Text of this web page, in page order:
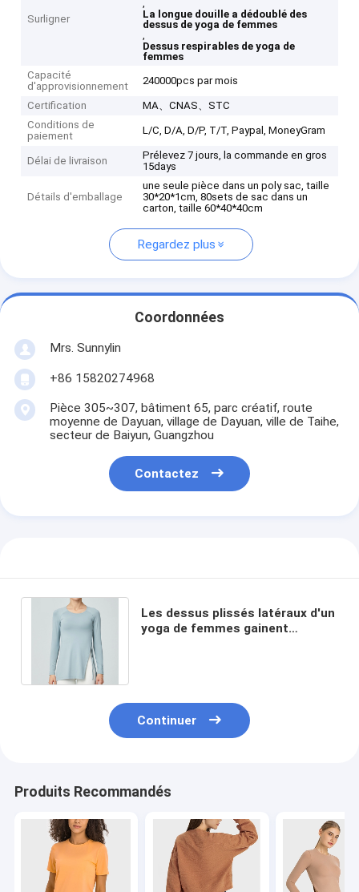
Surligner
,
La longue douille a dédoublé des
dessus de yoga de femmes
,
Dessus respirables de yoga de
femmes
Capacité
d'approvisionnement
240000pcs par mois
Certification
MA、CNAS、STC
Conditions de
paiement
L/C, D/A, D/P, T/T, Paypal, MoneyGram
Délai de livraison
Prélevez 7 jours, la commande en gros
15days
Détails d'emballage
une seule pièce dans un poly sac, taille
30*20*1cm, 80sets de sac dans un
carton, taille 60*40*40cm
Regardez plus
Coordonnées
Mrs. Sunnylin
+86 15820274968
Pièce 305~307, bâtiment 65, parc créatif, route
moyenne de Dayuan, village de Dayuan, ville de Taihe,
secteur de Baiyun, Guangzhou
Contactez
Les dessus plissés latéraux d'un
yoga de femmes gainent
Continuer
Produits Recommandés